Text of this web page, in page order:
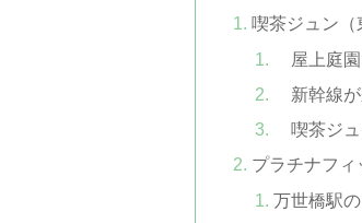
喫茶ジュン（
屋上庭園
新幹線が
喫茶ジュ
プラチナフィ
万世橋駅